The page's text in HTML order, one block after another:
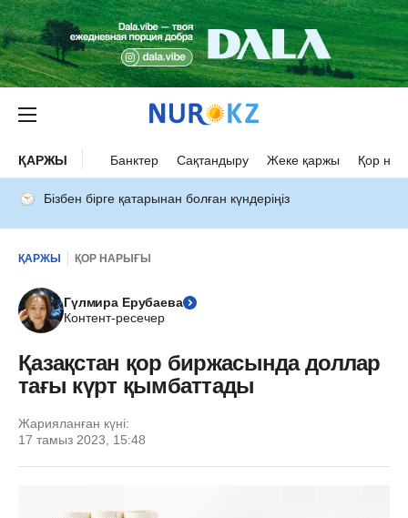
ҚАРЖЫ Банктер Сақтандыру Жеке қаржы Қор
Бізбен бірге қатарынан болған күндеріңіз
ҚАРЖЫ ҚОР НАРЫҒЫ
Гүлмира Ерубаева
Контент-ресечер
Қазақстан қор биржасында доллар
тағы күрт қымбаттады
Жарияланған күні:
17 тамыз 2023, 15:48